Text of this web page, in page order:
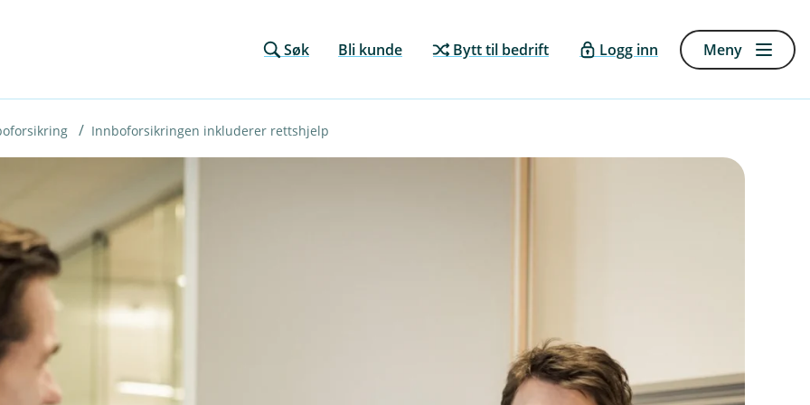
Søk Bli kunde Bytt til bedrift Logg inn Meny
Innboforsikringen inkluderer rettshjelp